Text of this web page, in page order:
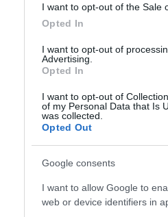
I want to opt-out of the Sale
Opted In
I want to opt-out of
Advertising.
Opted In
I want to opt-out of
of my Personal Data that Is
was collected.
Opted Out
Google consents
I want to allow Google to
web or device identifiers in